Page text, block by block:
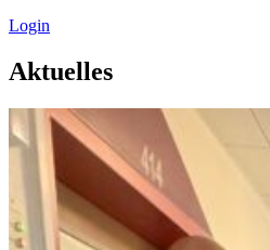
Login
Aktuelles